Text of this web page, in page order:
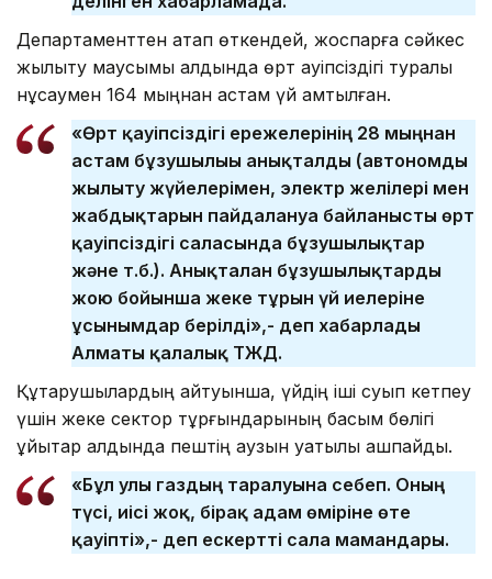
Департаменттен атап өткендей, жоспарға сәйкес
жылыту маусымы алдында өрт қауіпсіздігі туралы
нұсқаумен 164 мыңнан астам үй қамтылған.
«Өрт қауіпсіздігі ережелерінің 28 мыңнан
астам бұзушылығы анықталды (автономды
жылыту жүйелерімен, электр желілері мен
жабдықтарын пайдалануға байланысты өрт
қауіпсіздігі саласында бұзушылықтар
және т.б.). Анықталған бұзушылықтарды
жою бойынша жеке тұрғын үй иелеріне
ұсынымдар берілді»,- деп хабарлады
Алматы қалалық ТЖД.
Құтқарушылардың айтуынша, үйдің іші суып кетпеу
үшін жеке сектор тұрғындарының басым бөлігі
ұйықтар алдында пештің аузын уақтылы ашпайды.
«Бұл улы газдың таралуына себеп. Оның
түсі, иісі жоқ, бірақ адам өміріне өте
қауіпті»,- деп ескертті сала мамандары.